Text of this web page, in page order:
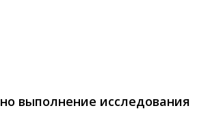
выполнение исследования